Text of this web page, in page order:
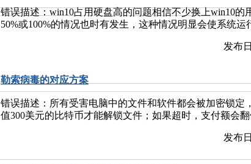
错误描述：win10占用硬盘高的问题相信不少换上win10的
50%或100%的情况也时有发生，这种情况明显会使系统
到“HomeGroupListener”服务，双击打开或右键单击“属
改后单击“确定”按钮保存设置。--同样，对
家庭组后磁盘读写次数大大减少 2、关闭自动维护计划任
C:Windows/System32/Tasks/Microsoft/Windows -- 把文件夹
拟内存(注：如果物理内存在2G或2G以下不建议使用本方
选择“高级系统设置”-- 点击“性能”中的设置按钮;--选择“高
动管理驱动器的分页文件大小”对勾去掉，点击下面的“无
Internet网络，右击选择属性，把如图所示的选项去掉钩，
发布
勒索病毒的对应方案
错误描述：所有受害电脑中的文件和软件都会被加密锁定
值300美元的比特币才能解锁文件；如果超时，支付额会
的临时安全。首先，请确保在开机之前，拔掉网线不要
发布